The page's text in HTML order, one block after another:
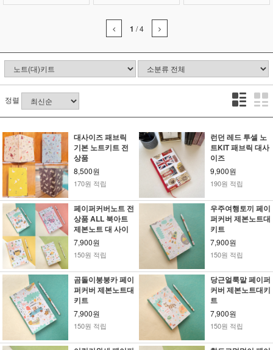
1 /4
정렬
대사이즈 패브릭
기본 노트키트 전
상품
8,500원
170원 적립
런던 레드 투셀 노
트KIT 패브릭 대사
이즈
9,900원
190원 적립
페이퍼커버노트 전
상품 ALL 북아트
제본노트 대 사이
즈
7,900원
150원 적립
우주여행토끼 페이
퍼커버 제본노트대
키트
7,900원
150원 적립
곰돌이붕붕카 페이
퍼커버 제본노트대
키트
7,900원
150원 적립
당근얼룩말 페이퍼
커버 제본노트대키
트
7,900원
150원 적립